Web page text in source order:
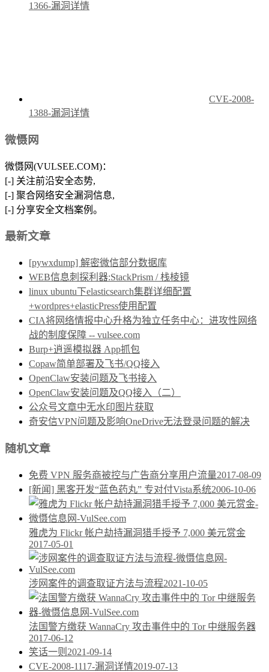
1366-漏洞详情
CVE-2008-
1388-漏洞详情
微慑网
微慑网(VULSEE.COM)：
[-] 关注前沿安全态势,
[-] 聚合网络安全漏洞信息,
[-] 分享安全文档案例。
最新文章
[pywxdump] 解密微信部分数据库
WEB信息刺探利器:StackPrism / 栈棱镜
linux ubuntu下elasticsearch集群详细配置
+wordpres+elasticPress使用配置
CIA将网络情报中心升格为独立任务中心：进攻性网络
战的制度保障 -- vulsee.com
Burp+逍遥模拟器 App抓包
Copaw简单部署及飞书/QQ接入
OpenClaw安装问题及飞书接入
OpenClaw安装问题及QQ接入（二）
公众号文章中无水印图片获取
奇安信VPN问题及影响OneDrive无法登录问题的解决
随机文章
免费 VPN 服务商被控与广告商分享用户流量2017-08-09
[新闻] 黑客开发“蓝色药丸” 专对付Vista系统2006-10-06
雅虎为 Flickr 帐户劫持漏洞猎手授予 7,000 美元赏金
2017-05-01
涉网案件的调查取证方法与流程2021-10-05
法国警方缴获 WannaCry 攻击事件中的 Tor 中继服务器
2017-06-12
笑话一则 2021-09-14
CVE-2008-1117-漏洞详情2019-07-13